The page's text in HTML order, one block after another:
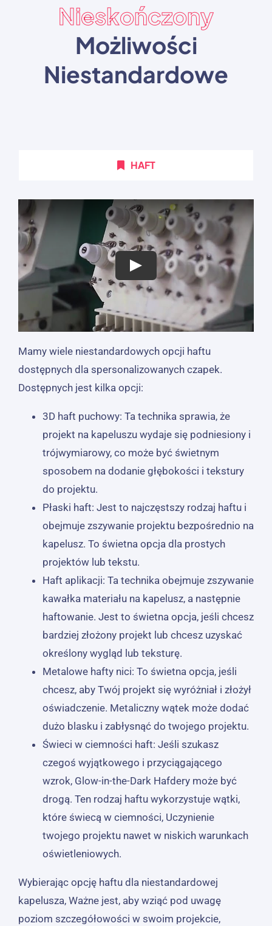
Nieskończony
Możliwości
Niestandardowe
HAFT
Mamy wiele niestandardowych opcji haftu
dostępnych dla spersonalizowanych czapek.
Dostępnych jest kilka opcji:
3D haft puchowy: Ta technika sprawia, że ​​
projekt na kapeluszu wydaje się podniesiony i
trójwymiarowy, co może być świetnym
sposobem na dodanie głębokości i tekstury
do projektu.
Płaski haft: Jest to najczęstszy rodzaj haftu i
obejmuje zszywanie projektu bezpośrednio na
kapelusz. To świetna opcja dla prostych
projektów lub tekstu.
Haft aplikacji: Ta technika obejmuje zszywanie
kawałka materiału na kapelusz, a następnie
haftowanie. Jest to świetna opcja, jeśli chcesz
bardziej złożony projekt lub chcesz uzyskać
określony wygląd lub teksturę.
Metalowe hafty nici: To świetna opcja, jeśli
chcesz, aby Twój projekt się wyróżniał i złożył
oświadczenie. Metaliczny wątek może dodać
dużo blasku i zabłysnąć do twojego projektu.
Świeci w ciemności haft: Jeśli szukasz
czegoś wyjątkowego i przyciągającego
wzrok, Glow-in-the-Dark Hafdery może być
drogą. Ten rodzaj haftu wykorzystuje wątki,
które świecą w ciemności, Uczynienie
twojego projektu nawet w niskich warunkach
oświetleniowych.
Wybierając opcję haftu dla niestandardowej
kapelusza, Ważne jest, aby wziąć pod uwagę
poziom szczegółowości w swoim projekcie,